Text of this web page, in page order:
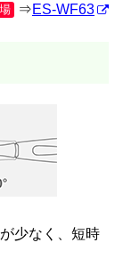
⇒ES-WF63
少なく、短時